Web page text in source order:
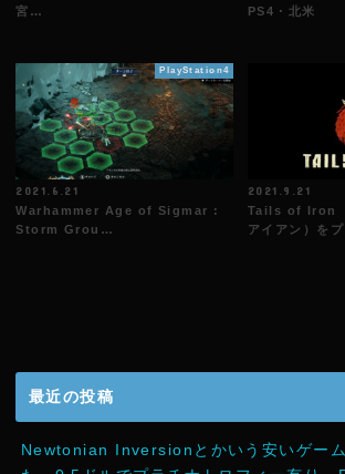
宮…
PS4・北米
PlayStation4
2021.6.21
Warhammer Age of Sigmar :
Storm Grou…
2021.9.21
Tails of Iron（
アイアン）を
最近の投稿
Newtonian Inversionとかいう安いゲー